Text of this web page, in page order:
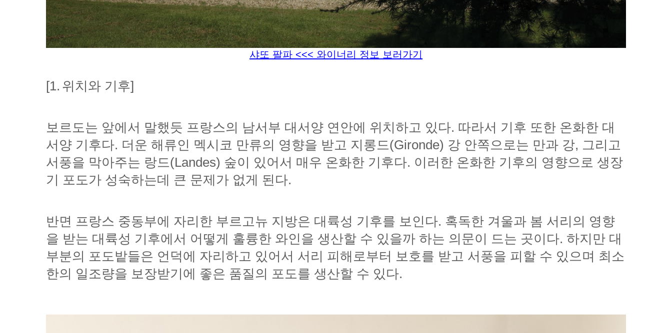
샤또 팔파 <<< 와이너리 정보 보러가기
[1. 위치와 기후]
기 포도가 성숙하는데 큰 문제가 없게 된다.
한의 일조량을 보장받기에 좋은 품질의 포도를 생산할 수 있다.